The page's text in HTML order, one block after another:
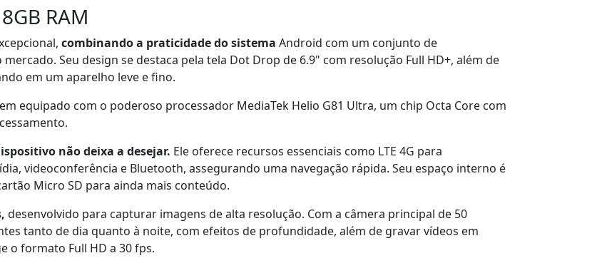
RAM
combinando a praticidade do sistema Android com um conjunto de
Seu design se destaca pela tela Dot Drop de 6.9" com resolução Full HD+, além de
em um aparelho leve e fino.
equipado com o poderoso processador MediaTek Helio G81 Ultra, um chip Octa Core com
não deixa a desejar. Ele oferece recursos essenciais como LTE 4G para
videoconferência e Bluetooth, assegurando uma navegação rápida. Seu espaço interno é
Micro SD para ainda mais conteúdo.
desenvolvido para capturar imagens de alta resolução. Com a câmera principal de 50
tanto de dia quanto à noite, com efeitos de profundidade, além de gravar vídeos em
o formato Full HD a 30 fps.